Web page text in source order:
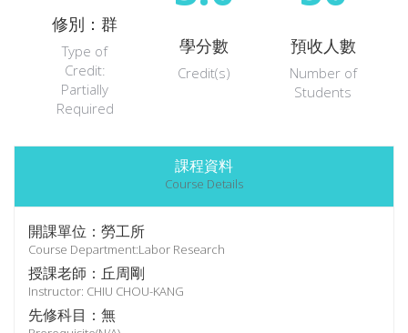
修別：群
Type of
Credit:
Partially
Required
學分數
Credit(s)
預收人數
Number of
Students
課程資料
Course Details
開課單位：勞工所
Course Department:Labor Research
授課老師：丘周剛
Instructor: CHIU CHOU-KANG
先修科目：無